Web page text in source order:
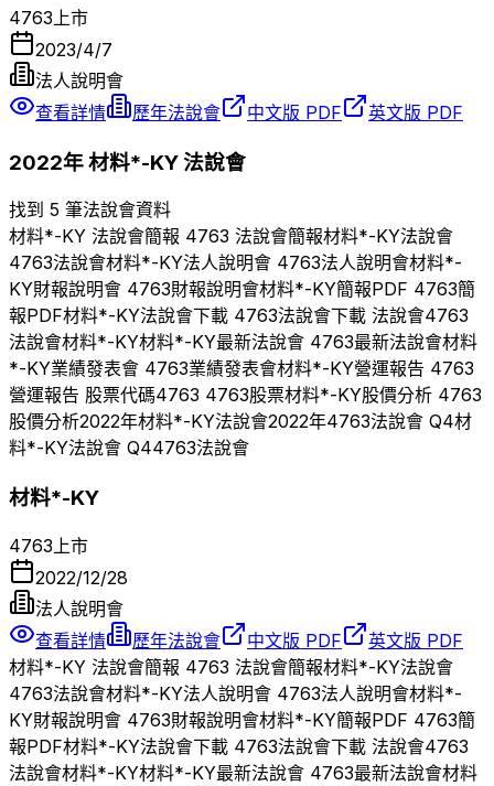
4763上市
2023/4/7
法人說明會
查看詳情
歷年法說會 中文版 PDF 英文版 PDF
2022年材料*-KY法說會
找到 5 筆法說會資料
材料*-KY 法說會簡報 4763 法說會簡報材料*-KY法說會
4763法說會材料*-KY法人說明會 4763法人說明會材料*-
KY財報說明會 4763財報說明會材料*-KY簡報PDF 4763簡
報PDF材料*-KY法說會下載 4763法說會下載 法說會4763
法說會材料*-KY材料*-KY最新法說會 4763最新法說會材料
*-KY業績發表會 4763業績發表會材料*-KY營運報告 4763
營運報告 股票代碼4763 4763股票材料*-KY股價分析 4763
股價分析2022年材料*-KY法說會2022年4763法說會 Q4材
料*-KY法說會 Q44763法說會
材料*-KY
4763 上市
2022/12/28
法人說明會
查看詳情
歷年法說會 中文版 PDF
英文版 PDF
材料*-KY 法說會簡報 4763 法說會簡報材料*-KY法說會
4763法說會材料*-KY法人說明會 4763法人說明會材料*-
KY財報說明會 4763財報說明會材料*-KY簡報PDF 4763簡
報PDF材料*-KY法說會下載 4763法說會下載 法說會4763
法說會材料*-KY材料*-KY最新法說會 4763最新法說會材料